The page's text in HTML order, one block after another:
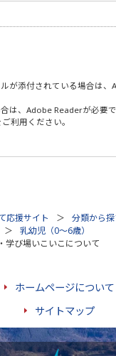
が添付されている場合は、
は、Adobe Readerが必要
利用ください。
応援サイト
分類から探
乳幼児（0～6歳）
学び場いこいこについて
ホームページについて
サイトマップ